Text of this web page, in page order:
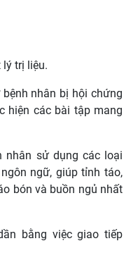
trị liệu.
nhân bị hội chứng
hiện các bài tập mang
nhân sử dụng các loại
ngữ, giúp tỉnh táo,
bón và buồn ngủ nhất
bằng việc giao tiếp